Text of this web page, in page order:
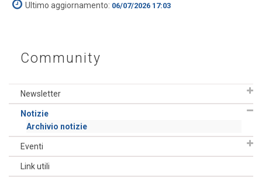
Ultimo aggiornamento: 06/07/2026 17:03
Community
Newsletter
Notizie
Archivio notizie
Eventi
Link utili